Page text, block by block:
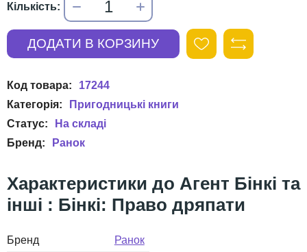
17244
Пригодницькі книги
Ранок
Агент Бінкі та
інші : Бінкі: Право дряпати
Бренд
Ранок